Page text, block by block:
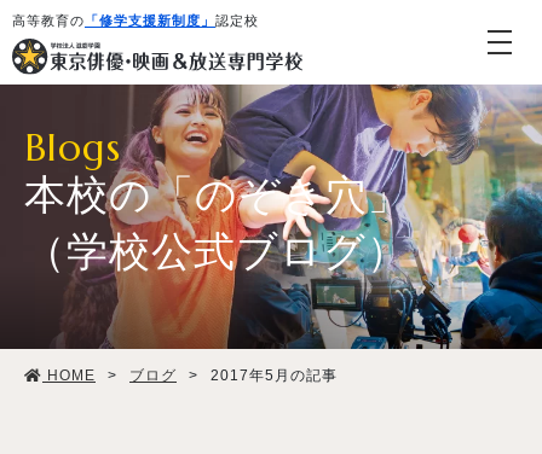
高等教育の 「修学支援新制度」 認定校
学校紹介・教育システム
Blogs
本校の「のぞき穴」
（学校公式ブログ）
HOME > ブログ > 2017年5月の記事